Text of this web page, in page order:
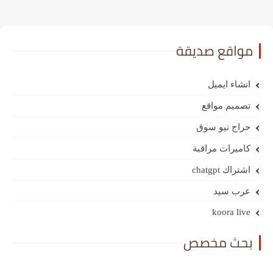
مواقع صديقة
انشاء ايميل
تصميم مواقع
حراج نيو سوق
كاميرات مراقبة
اشتراك chatgpt
عرب سيد
koora live
بحث مخصص